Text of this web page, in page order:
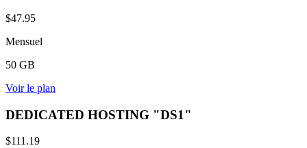
$47.95
Mensuel
50 GB
Voir le plan
DEDICATED HOSTING "DS1"
$111.19